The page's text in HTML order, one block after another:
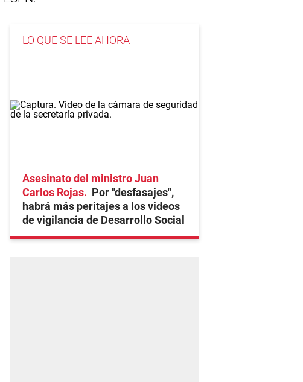
LO QUE SE LEE AHORA
Asesinato del ministro Juan
Carlos Rojas
Por "desfasajes",
habrá más peritajes a los videos
de vigilancia de Desarrollo Social